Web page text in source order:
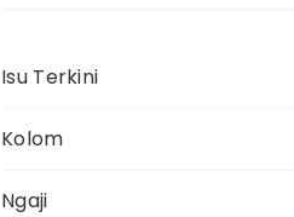
Isu Terkini
Kolom
Ngaji